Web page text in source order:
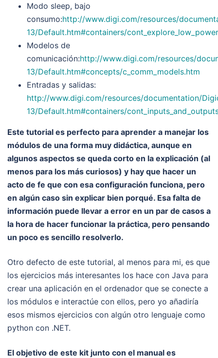
Modo sleep, bajo
consumo:http://www.digi.com/resources/
13/Default.htm#containers/
Modelos de
comunicación:http://www.digi.com/resources/
13/Default.htm#concepts/c_comm_models.htm
Entradas y salidas:
http://www.digi.com/resources/documentation/
13/Default.htm#containers/
Este tutorial es perfecto para aprender a manejar los
módulos de una forma muy didáctica, aunque en
algunos aspectos se queda corto en la explicación (al
menos para los más curiosos) y hay que hacer un
acto de fe que con esa configuración funciona, pero
en algún caso sin explicar bien porqué. Esa falta de
información puede llevar a error en un par de casos a
la hora de hacer funcionar la práctica, pero pensando
un poco es sencillo resolverlo.
Otro defecto de este tutorial, al menos para mi, es que
los ejercicios más interesantes los hace con Java para
crear una aplicación en el ordenador que se conecte a
los módulos e interactúe con ellos, pero yo añadiría
esos mismos ejercicios con algún otro lenguaje como
python con .NET.
El objetivo de este kit junto con el manual es